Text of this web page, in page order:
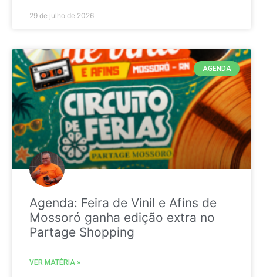
29 de julho de 2026
AGENDA
Agenda: Feira de Vinil e Afins de
Mossoró ganha edição extra no
Partage Shopping
VER MATÉRIA »